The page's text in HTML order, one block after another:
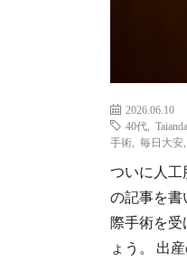
2026.06.10
40代
手術
毎日大安
ついに人工
の記事を書
際手術を受
ょう。 出